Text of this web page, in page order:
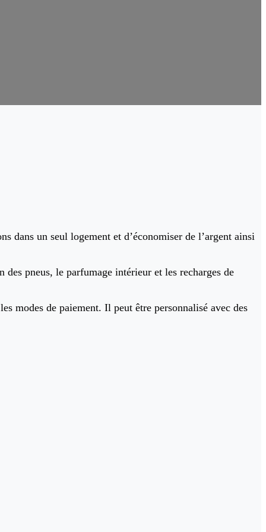
dans un seul logement et d’économiser de l’argent ainsi
des pneus, le parfumage intérieur et les recharges de
modes de paiement. Il peut être personnalisé avec des